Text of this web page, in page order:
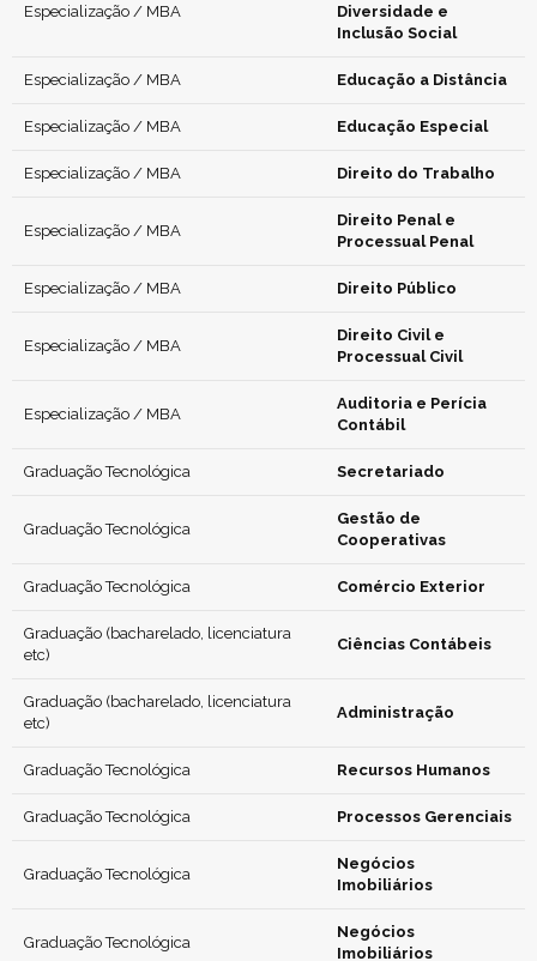
Especialização / MBA
Diversidade e
Inclusão Social
Especialização / MBA Educação a Distância
Especialização / MBA Educação Especial
Especialização / MBA Direito do Trabalho
Especialização / MBA
Direito Penal e
Processual Penal
Especialização / MBA Direito Público
Especialização / MBA
Direito Civil e
Processual Civil
Especialização / MBA
Auditoria e Perícia
Contábil
Graduação Tecnológica Secretariado
Graduação Tecnológica
Gestão de
Cooperativas
Graduação Tecnológica Comércio Exterior
Graduação (bacharelado, licenciatura
etc)
Ciências Contábeis
Graduação (bacharelado, licenciatura
etc)
Administração
Graduação Tecnológica Recursos Humanos
Graduação Tecnológica Processos Gerenciais
Graduação Tecnológica
Negócios
Imobiliários
Graduação Tecnológica
Negócios
Imobiliários